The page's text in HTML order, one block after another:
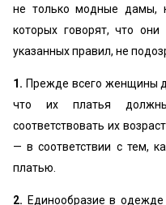
не только модные дамы,
которых говорят, что
указанных правил, не
1. Прежде всего женщины
что их платья
соответствовать их
— в соответствии с тем,
платью.
2. Единообразие в одежде